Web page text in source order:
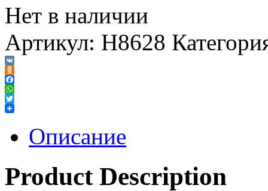
Нет в наличии
Артикул: H8628
VK
Odnoklassniki
Facebook
WhatsApp
Twitter
Описание
Product Description